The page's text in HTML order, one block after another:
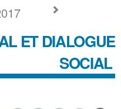
ET DIALOGUE
SOCIAL